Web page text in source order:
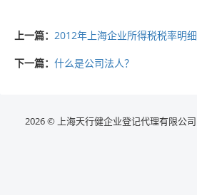
上一篇： 2012年上海企业所得税税率明细
下一篇： 什么是公司法人？
2026 © 上海天行健企业登记代理有限公司